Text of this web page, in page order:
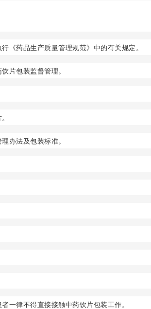
《药品生产质量管理规范》中的有关规定。
片包装监督管理。
办法及包装标准。
一律不得直接接触中药饮片包装工作。